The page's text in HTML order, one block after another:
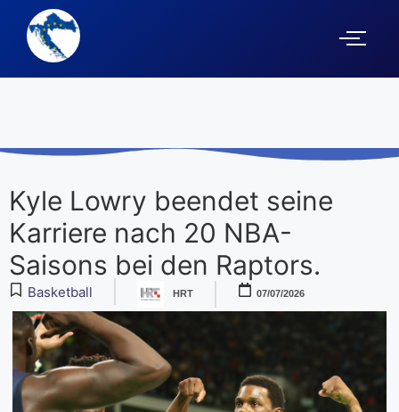
Kyle Lowry beendet seine
Karriere nach 20 NBA-
Saisons bei den Raptors.
Basketball HRT 07/07/2026